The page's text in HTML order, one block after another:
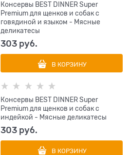
Консервы BEST DINNER Super
Premium для щенков и собак с
говядиной и языком - Мясные
деликатесы
303 руб.
В КОРЗИНУ
Консервы BEST DINNER Super
Premium для щенков и собак с
индейкой - Мясные деликатесы
303 руб.
В КОРЗИНУ